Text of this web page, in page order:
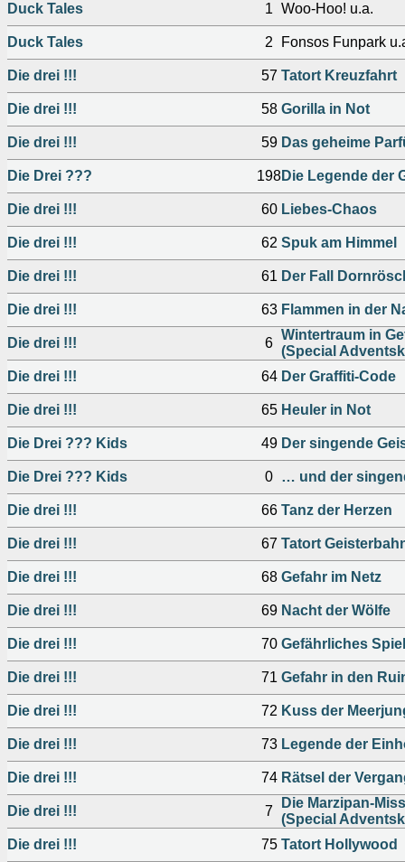
Duck Tales 1 Woo-Hoo! u.a.
Duck Tales 2 Fonsos Funpark
Die drei !!! 57 Tatort Kreuzfahrt
Die drei !!! 58 Gorilla in Not
Die drei !!! 59 Das geheime
Die Drei ??? 198Die Legende der
Die drei !!! 60 Liebes-Chaos
Die drei !!! 62 Spuk am Himmel
Die drei !!! 61 Der Fall
Die drei !!! 63 Flammen in der
Die drei !!! 6
Wintertraum in
(Special
Die drei !!!
64 Der Graffiti-Code
Die drei !!! 65 Heuler in Not
Die Drei ??? Kids 49 Der singende
Die Drei ??? Kids 0 … und der
Die drei !!! 66 Tanz der Herzen
Die drei !!! 67 Tatort
Die drei !!! 68 Gefahr im Netz
Die drei !!! 69 Nacht der Wölfe
Die drei !!! 70 Gefährliches Spiel
Die drei !!! 71 Gefahr in den
Die drei !!! 72 Kuss der
Die drei !!! 73 Legende der
Die drei !!! 74 Rätsel der
Die drei !!! 7
Die Marzipan-
(Special
Die drei !!!
75 Tatort Hollywood